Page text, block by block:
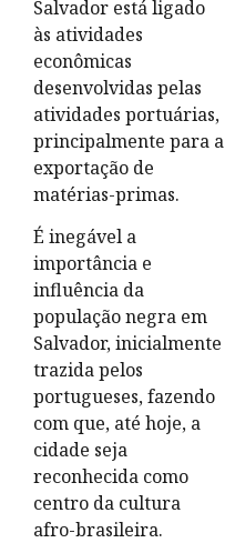
Salvador está ligado
às atividades
econômicas
desenvolvidas pelas
atividades portuárias,
principalmente para a
exportação de
matérias-primas.
É inegável a
importância e
influência da
população negra em
Salvador, inicialmente
trazida pelos
portugueses, fazendo
com que, até hoje, a
cidade seja
reconhecida como
centro da cultura
afro-brasileira.